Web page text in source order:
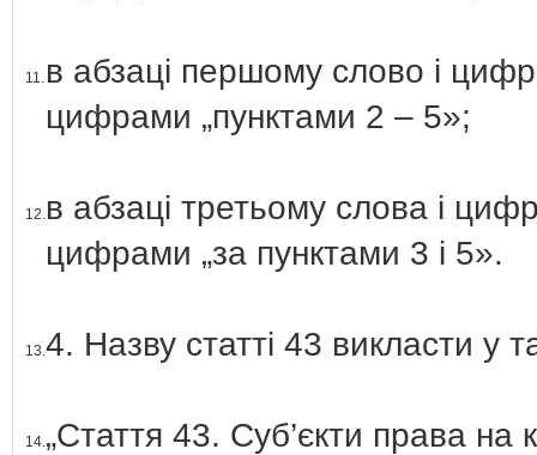
11. в абзаці першому слово і
цифрами „пунктами 2 – 5»;
12.в абзаці третьому слова і
цифрами „за пунктами 3 і 5».
13.4. Назву статті 43 викласти у
14.„Стаття 43. Суб’єкти права на